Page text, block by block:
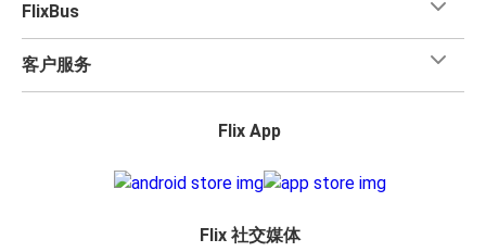
FlixBus
客户服务
Flix App
Flix 社交媒体